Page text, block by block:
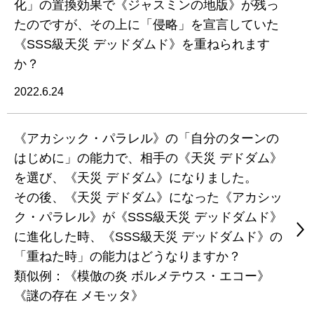
化」の置換効果で《ジャスミンの地版》が残っ
たのですが、その上に「侵略」を宣言していた
《SSS級天災 デッドダムド》を重ねられます
か？
2022.6.24
《アカシック・パラレル》の「自分のターンの
はじめに」の能力で、相手の《天災 デドダム》
を選び、《天災 デドダム》になりました。
その後、《天災 デドダム》になった《アカシッ
ク・パラレル》が《SSS級天災 デッドダムド》
に進化した時、《SSS級天災 デッドダムド》の
「重ねた時」の能力はどうなりますか？
類似例：《模倣の炎 ボルメテウス・エコー》
《謎の存在 メモッタ》